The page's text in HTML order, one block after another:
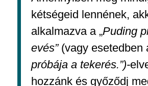
kétségeid lennének,
alkalmazva a „Puding
evés”(vagy esetedben
próbája a tekerés.”)-
hozzánk és győződj